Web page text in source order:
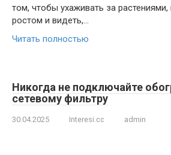
том, чтобы ухаживать за
ростом и видеть,…
Читать полностью
Никогда не подключайте
сетевому фильтру
30.04.2025 Interesi.cc admin